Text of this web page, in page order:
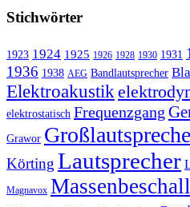
Stichwörter
1923 1924 1925 1926 1928 1930 1931
1936 1938 AEG Bandlautsprecher
Elektroakustik
elektrostatisch Frequenzgang
Grawor
Körting Lautsprecher
Magnavox